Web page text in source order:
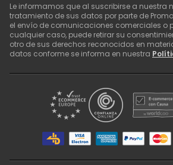
Le informamos que al suscribirse a nuestra
tratamiento de sus datos por parte de
el envío de comunicaciones comerciales o
cualquier caso, puede retirar su
otro de sus derechos reconocidos en
datos conforme se informa en nuestra